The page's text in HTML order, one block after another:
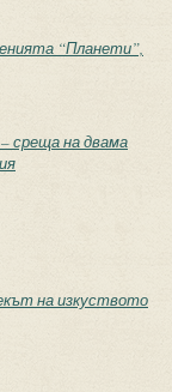
“Планети”,
среща на двама
на изкуството